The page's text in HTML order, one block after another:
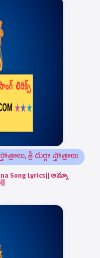
,శ్రీ దుర్గా స్తోత్రాలు
Song Lyrics|| అమ్మా